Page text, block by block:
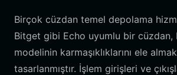
Birçok cüzdan temel depolama
Bitget gibi Echo uyumlu bir cüzdan,
modelinin karmaşıklıklarını ele
tasarlanmıştır. İşlem girişleri ve